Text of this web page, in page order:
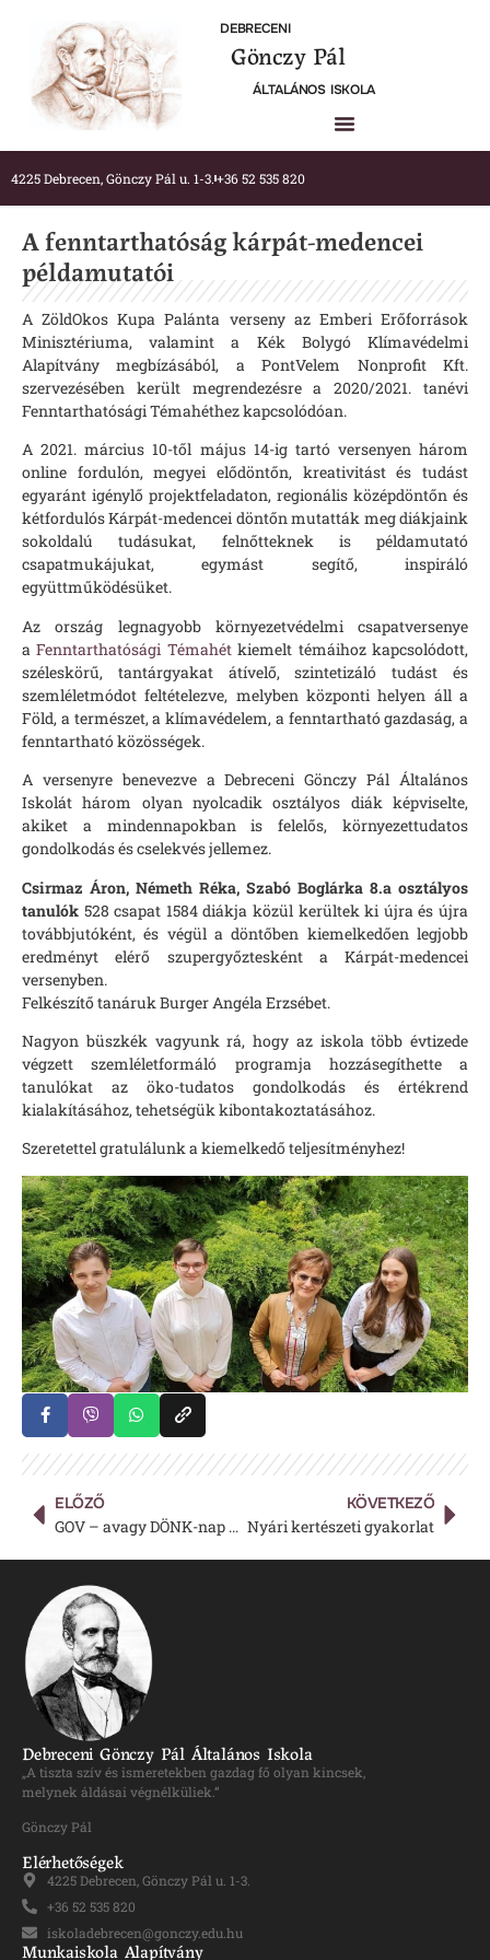
DEBRECENI
Gönczy Pál
ÁLTALÁNOS ISKOLA
4225 Debrecen, Gönczy Pál u. 1-3.+36 52 535 820
A fenntarthatóság kárpát-medencei
példamutatói
A ZöldOkos Kupa Palánta verseny az Emberi Erőforrások
Minisztériuma, valamint a Kék Bolygó Klímavédelmi
Alapítvány megbízásából, a PontVelem Nonprofit Kft.
szervezésében került megrendezésre a 2020/2021. tanévi
Fenntarthatósági Témahéthez kapcsolódóan.
A 2021. március 10-től május 14-ig tartó versenyen három
online fordulón, megyei elődöntőn, kreativitást és tudást
egyaránt igénylő projektfeladaton, regionális középdöntőn és
kétfordulós Kárpát-medencei döntőn mutatták meg diákjaink
sokoldalú tudásukat, felnőtteknek is példamutató
csapatmukájukat, egymást segítő, inspiráló
együttműködésüket.
Az ország legnagyobb környezetvédelmi csapatversenye
aFenntarthatósági Témahétkiemelt témáihoz kapcsolódott,
széleskörű, tantárgyakat átívelő, szintetizáló tudást és
szemléletmódot feltételezve, melyben központi helyen áll a
Föld, a természet, a klímavédelem, a fenntartható gazdaság, a
fenntartható közösségek.
A versenyre benevezve a Debreceni Gönczy Pál Általános
Iskolát három olyan nyolcadik osztályos diák képviselte,
akiket a mindennapokban is felelős, környezettudatos
gondolkodás és cselekvés jellemez.
Csirmaz Áron, Németh Réka, Szabó Boglárka 8.a osztályos
tanulók 528 csapat 1584 diákja közül kerültek ki újra és újra
továbbjutóként, és végül a döntőben kiemelkedően legjobb
eredményt elérő szupergyőztesként a Kárpát-medencei
versenyben.
Felkészítő tanáruk Burger Angéla Erzsébet.
Nagyon büszkék vagyunk rá, hogy az iskola több évtizede
végzett szemléletformáló programja hozzásegíthette a
tanulókat az öko-tudatos gondolkodás és értékrend
kialakításához, tehetségük kibontakoztatásához.
Szeretettel gratulálunk a kiemelkedő teljesítményhez!
ELŐZŐ
GOV – avagy DÖNK-nap 2021-ben
KÖVETKEZŐ
Nyári kertészeti gyakorlat
Debreceni Gönczy Pál Általános Iskola
„A tiszta szív és ismeretekben gazdag fő olyan kincsek,
melynek áldásai végnélküliek.”
Gönczy Pál
Elérhetőségek
4225 Debrecen, Gönczy Pál u. 1-3.
+36 52 535 820
iskoladebrecen@gonczy.edu.hu
Munkaiskola Alapítvány